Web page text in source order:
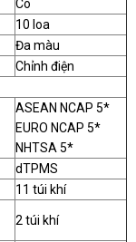
Có
10 loa
Đa màu
Chỉnh điện
ASEAN NCAP 5*
EURO NCAP 5*
NHTSA 5*
dTPMS
11 túi khí
2 túi khí